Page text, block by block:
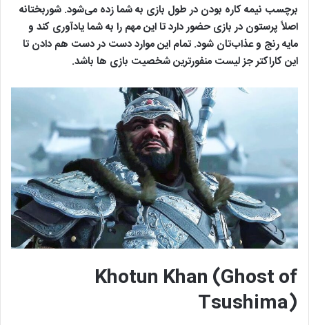
برچسب نیمه کاره بودن در طول بازی به شما زده می‌شود. شوربختانه
اصلاً پرستون در بازی حضور دارد تا این مهم را به شما یادآوری کند و
مایه رنج و عذاب‌تان شود. تمام این موارد دست در دست هم دادن تا
این کاراکتر جز لیست منفورترین شخصیت بازی ها باشد.
Khotun Khan (Ghost of
Tsushima)